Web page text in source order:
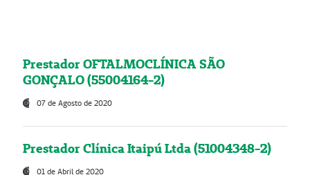
Prestador OFTALMOCLÍNICA SÃO
GONÇALO (55004164-2)
07 de Agosto de 2020
Prestador Clínica Itaipú Ltda (51004348-2)
01 de Abril de 2020